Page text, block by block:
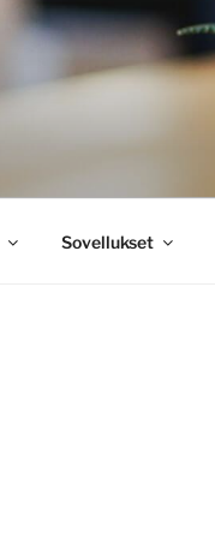
Sovellukset